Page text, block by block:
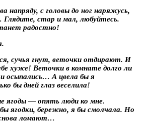
напряду, с головы до ног наряжусь,
стар и мал, любуйтесь.
радостно!
сучья гнут, веточки отдирают. И
хуже! Веточки в комнате долго ли
А цвела бы я
бы дней глаз веселила!
ягоды — опять люди ко мне.
ягодки, бережно, я бы смолчала. Но
снова ломают…